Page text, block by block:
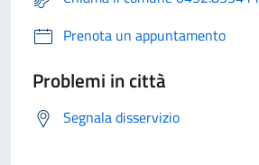
Prenota un appuntamento
Problemi in città
Segnala disservizio